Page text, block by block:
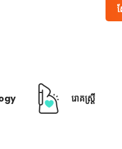
រោគស្ត្រី